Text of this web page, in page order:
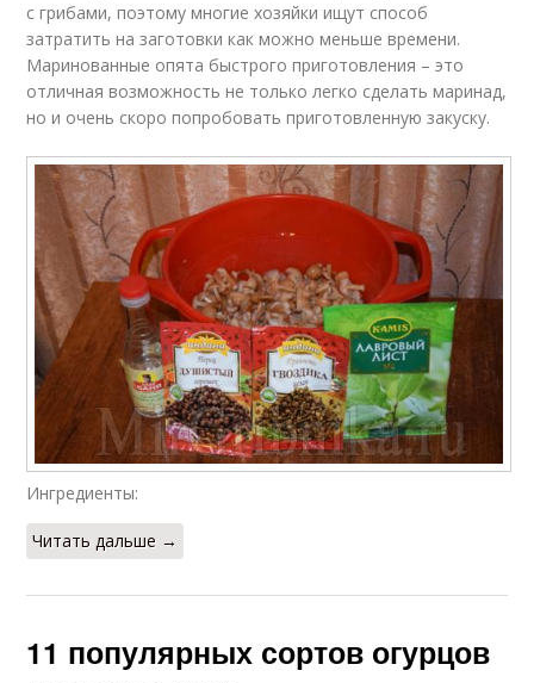
с грибами, поэтому многие хозяйки ищут способ
затратить на заготовки как можно меньше времени.
Маринованные опята быстрого приготовления – это
отличная возможность не только легко сделать маринад,
но и очень скоро попробовать приготовленную закуску.
Ингредиенты:
Читать дальше →
11 популярных сортов огурцов